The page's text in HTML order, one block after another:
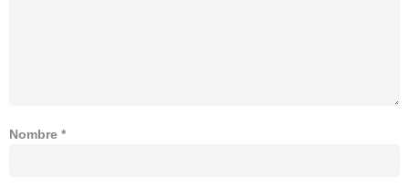
Nombre *